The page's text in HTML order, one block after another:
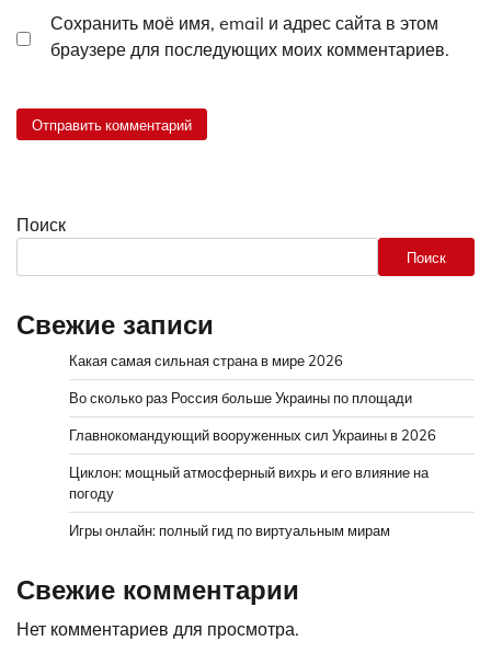
Сохранить моё имя, email и адрес сайта в этом
браузере для последующих моих комментариев.
Поиск
Поиск
Свежие записи
Какая самая сильная страна в мире 2026
Во сколько раз Россия больше Украины по площади
Главнокомандующий вооруженных сил Украины в 2026
Циклон: мощный атмосферный вихрь и его влияние на
погоду
Игры онлайн: полный гид по виртуальным мирам
Свежие комментарии
Нет комментариев для просмотра.